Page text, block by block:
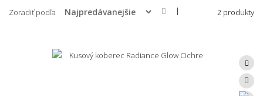
miesto osušte čistou handričkou.
Zoradiť podľa | 2 produkty